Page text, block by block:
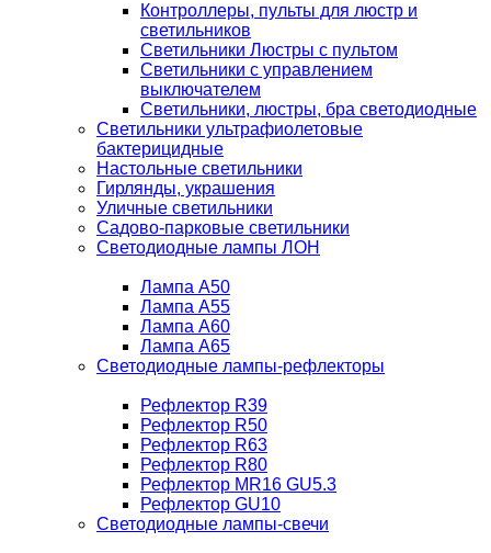
Контроллеры, пульты для люстр и
светильников
Светильники Люстры с пультом
Светильники с управлением
выключателем
Светильники, люстры, бра светодиодные
Светильники ультрафиолетовые
бактерицидные
Настольные светильники
Гирлянды, украшения
Уличные светильники
Садово-парковые светильники
Светодиодные лампы ЛОН
Лампа A50
Лампа A55
Лампа A60
Лампа A65
Светодиодные лампы-рефлекторы
Рефлектор R39
Рефлектор R50
Рефлектор R63
Рефлектор R80
Рефлектор MR16 GU5.3
Рефлектор GU10
Светодиодные лампы-свечи